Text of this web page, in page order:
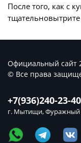
После того, как с
+7(936)240-23-40
г. Мытищи, Фуражный
Официальный сайт
© Все права